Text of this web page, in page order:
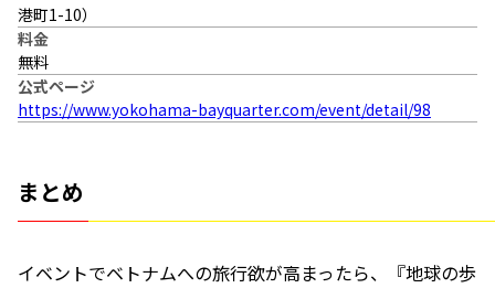
港町1-10）
料金
無料
公式ページ
https://www.yokohama-bayquarter.com/event/detail/98
まとめ
イベントでベトナムへの旅行欲が高まったら、『地球の歩